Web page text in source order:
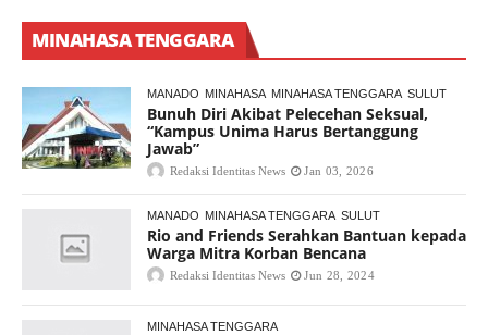
MINAHASA TENGGARA
MANADO MINAHASA MINAHASA TENGGARA SULUT
Bunuh Diri Akibat Pelecehan Seksual,
“Kampus Unima Harus Bertanggung
Jawab”
Redaksi Identitas News Jan 03, 2026
MANADO MINAHASA TENGGARA SULUT
Rio and Friends Serahkan Bantuan kepada
Warga Mitra Korban Bencana
Redaksi Identitas News Jun 28, 2024
MINAHASA TENGGARA